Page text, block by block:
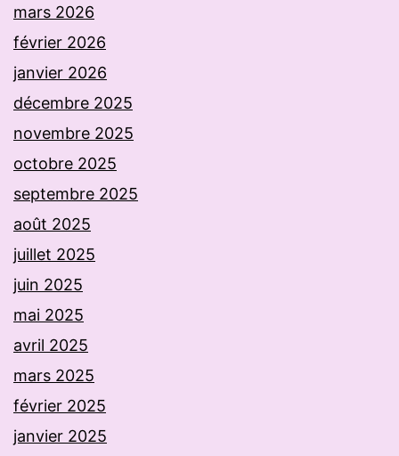
mars 2026
février 2026
janvier 2026
décembre 2025
novembre 2025
octobre 2025
septembre 2025
août 2025
juillet 2025
juin 2025
mai 2025
avril 2025
mars 2025
février 2025
janvier 2025